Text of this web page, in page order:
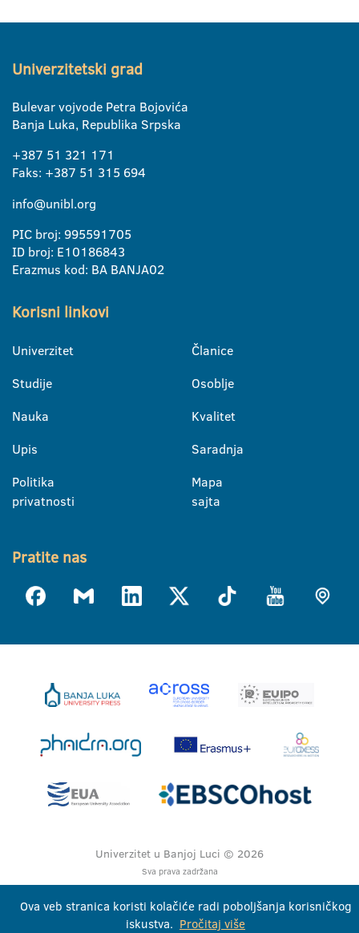
Univerzitetski grad
Bulevar vojvode Petra Bojovića
Banja Luka, Republika Srpska
+387 51 321 171
Faks: +387 51 315 694
info@unibl.org
PIC broj: 995591705
ID broj: E10186843
Erazmus kod: BA BANJA02
Korisni linkovi
Univerzitet
Studije
Nauka
Upis
Politika
privatnosti
Članice
Osoblje
Kvalitet
Saradnja
Mapa
sajta
Pratite nas
Univerzitet u Banjoj Luci © 2026
Sva prava zadržana
Ova veb stranica koristi kolačiće radi poboljšanja korisničkog
iskustva. Pročitaj više